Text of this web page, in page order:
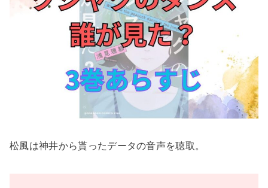
松風は神井から貰ったデータの音声を聴取。